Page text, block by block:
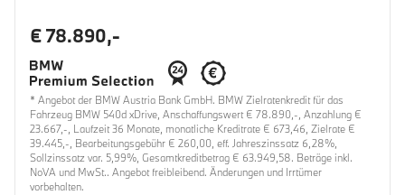
€ 78.890,-
* Angebot der BMW Austria Bank GmbH. BMW Zielratenkredit für das
Fahrzeug BMW 540d xDrive, Anschaffungswert € 78.890,-, Anzahlung €
23.667,-, Laufzeit 36 Monate, monatliche Kreditrate € 673,46, Zielrate €
39.445,-, Bearbeitungsgebühr € 260,00, eff. Jahreszinssatz 6,28%,
Sollzinssatz var. 5,99%, Gesamtkreditbetrag € 63.949,58. Beträge inkl.
NoVA und MwSt.. Angebot freibleibend. Änderungen und Irrtümer
vorbehalten.